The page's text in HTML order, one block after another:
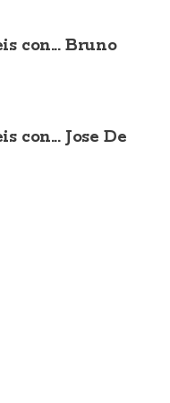
con... Bruno
con... Jose De